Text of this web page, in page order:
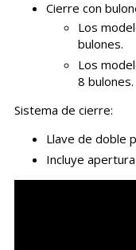
Cierre con
Los
bulones.
Los
8 bulones.
Sistema de cierre:
Llave de doble
Incluye